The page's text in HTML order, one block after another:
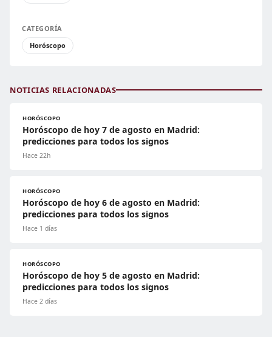
CATEGORÍA
Horóscopo
NOTICIAS RELACIONADAS
HORÓSCOPO
Horóscopo de hoy 7 de agosto en Madrid:
predicciones para todos los signos
Hace 22h
HORÓSCOPO
Horóscopo de hoy 6 de agosto en Madrid:
predicciones para todos los signos
Hace 1 días
HORÓSCOPO
Horóscopo de hoy 5 de agosto en Madrid:
predicciones para todos los signos
Hace 2 días